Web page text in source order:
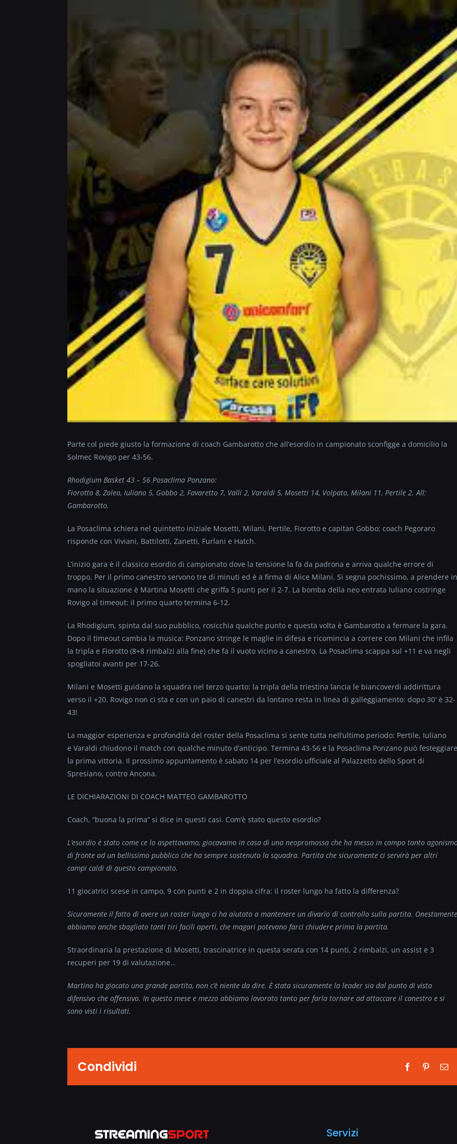
Parte col piede giusto la formazione di coach Gambarotto che all’esordio in campionato sconfigge a domicilio la
Solmec Rovigo per 43-56.
Rhodigium Basket 43 – 56 Posaclima Ponzano:
Fiorotto 8, Zoleo, Iuliano 5, Gobbo 2, Favaretto 7, Valli 2, Varaldi 5, Mosetti 14, Volpato, Milani 11, Pertile 2. All:
Gambarotto.
La Posaclima schiera nel quintetto iniziale Mosetti, Milani, Pertile, Fiorotto e capitan Gobbo; coach Pegoraro
risponde con Viviani, Battilotti, Zanetti, Furlani e Hatch.
L’inizio gara è il classico esordio di campionato dove la tensione la fa da padrona e arriva qualche errore di
troppo. Per il primo canestro servono tre di minuti ed è a firma di Alice Milani. Si segna pochissimo, a prendere in
mano la situazione è Martina Mosetti che griffa 5 punti per il 2-7. La bomba della neo entrata Iuliano costringe
Rovigo al timeout: il primo quarto termina 6-12.
La Rhodigium, spinta dal suo pubblico, rosicchia qualche punto e questa volta è Gambarotto a fermare la gara.
Dopo il timeout cambia la musica: Ponzano stringe le maglie in difesa e ricomincia a correre con Milani che infila
la tripla e Fiorotto (8+8 rimbalzi alla fine) che fa il vuoto vicino a canestro. La Posaclima scappa sul +11 e va negli
spogliatoi avanti per 17-26.
Milani e Mosetti guidano la squadra nel terzo quarto: la tripla della triestina lancia le biancoverdi addirittura
verso il +20. Rovigo non ci sta e con un paio di canestri da lontano resta in linea di galleggiamento: dopo 30′ è 32-
43!
La maggior esperienza e profondità del roster della Posaclima si sente tutta nell’ultimo periodo: Pertile, Iuliano
e Varaldi chiudono il match con qualche minuto d’anticipo. Termina 43-56 e la Posaclima Ponzano può festeggiare
la prima vittoria. Il prossimo appuntamento è sabato 14 per l’esordio ufficiale al Palazzetto dello Sport di
Spresiano, contro Ancona.
LE DICHIARAZIONI DI COACH MATTEO GAMBAROTTO
Coach, “buona la prima” si dice in questi casi. Com’è stato questo esordio?
L’esordio è stato come ce lo aspettavamo, giocavamo in casa di una neopromossa che ha messo in campo tanto
di fronte ad un bellissimo pubblico che ha sempre sostenuto la squadra. Partita che sicuramente ci servirà per altri
campi caldi di questo campionato.
11 giocatrici scese in campo, 9 con punti e 2 in doppia cifra: il roster lungo ha fatto la differenza?
Sicuramente il fatto di avere un roster lungo ci ha aiutato a mantenere un divario di controllo sulla partita. Onestamente
abbiamo anche sbagliato tanti tiri facili aperti, che magari potevano farci chiudere prima la partita.
Straordinaria la prestazione di Mosetti, trascinatrice in questa serata con 14 punti, 2 rimbalzi, un assist e 3
recuperi per 19 di valutazione…
Martina ha giocato una grande partita, non c’è niente da dire. È stata sicuramente la leader sia dal punto di vista
difensivo che offensivo. In questo mese e mezzo abbiamo lavorato tanto per farla tornare ad attaccare il canestro e si
sono visti i risultati.
Condividi Facebook
Pinterest
Servizi